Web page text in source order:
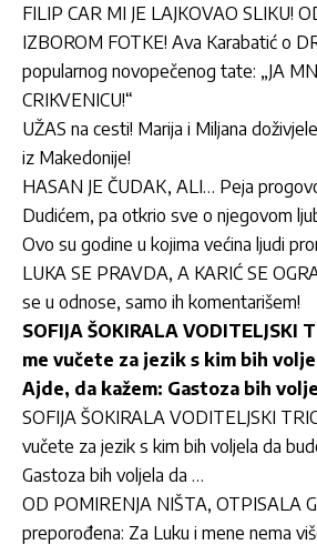
FILIP CAR MI JE LAJKOVAO SLIKU!
IZBOROM FOTKE! Ava Karabatić o
popularnog novopečenog tate: „JA
CRIKVENICU!“
UŽAS na cesti! Marija i Miljana
iz Makedonije!
HASAN JE ČUDAK, ALI… Peja
Dudićem, pa otkrio sve o njegovom
Ovo su godine u kojima većina ljudi
LUKA SE PRAVDA, A KARIĆ SE
se u odnose, samo ih komentarišem!
SOFIJA ŠOKIRALA VODITELJSKI
me vučete za jezik s kim bih
Ajde, da kažem: Gastoza bih
SOFIJA ŠOKIRALA VODITELJSKI
vučete za jezik s kim bih voljela da
Gastoza bih voljela da …
OD POMIRENJA NIŠTA, OTPISALA
preporođena: Za Luku i mene nema